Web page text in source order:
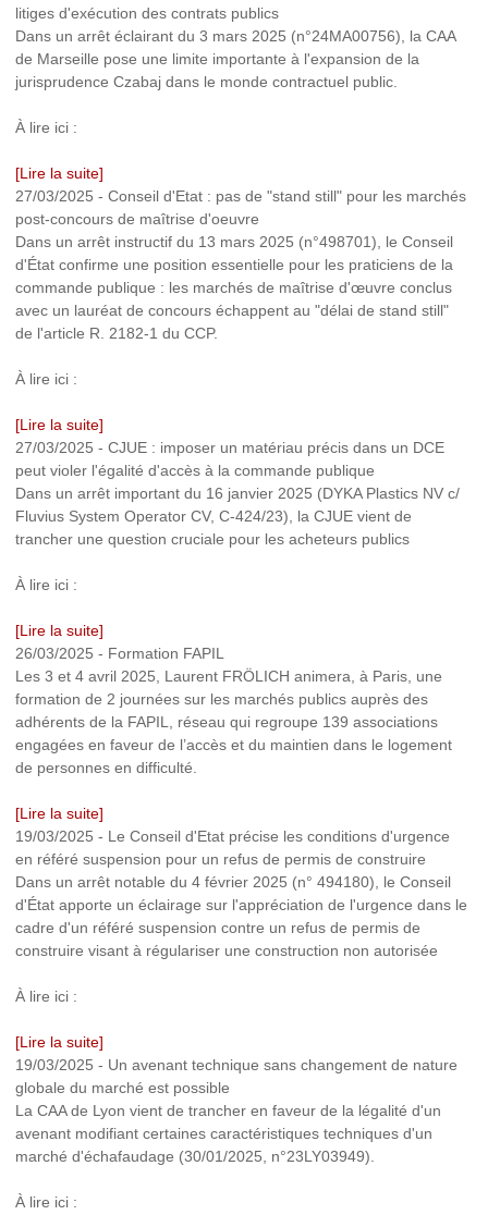
litiges d'exécution des contrats publics
Dans un arrêt éclairant du 3 mars 2025 (n°24MA00756), la CAA
de Marseille pose une limite importante à l'expansion de la
jurisprudence Czabaj dans le monde contractuel public.
À lire ici :
[Lire la suite]
27/03/2025 - Conseil d'Etat : pas de "stand still" pour les marchés
post-concours de maîtrise d'oeuvre
Dans un arrêt instructif du 13 mars 2025 (n°498701), le Conseil
d'État confirme une position essentielle pour les praticiens de la
commande publique : les marchés de maîtrise d'œuvre conclus
avec un lauréat de concours échappent au "délai de stand still"
de l'article R. 2182-1 du CCP.
À lire ici :
[Lire la suite]
27/03/2025 - CJUE : imposer un matériau précis dans un DCE
peut violer l'égalité d'accès à la commande publique
Dans un arrêt important du 16 janvier 2025 (DYKA Plastics NV c/
Fluvius System Operator CV, C-424/23), la CJUE vient de
trancher une question cruciale pour les acheteurs publics
À lire ici :
[Lire la suite]
26/03/2025 - Formation FAPIL
Les 3 et 4 avril 2025, Laurent FRÖLICH animera, à Paris, une
formation de 2 journées sur les marchés publics auprès des
adhérents de la FAPIL, réseau qui regroupe 139 associations
engagées en faveur de l’accès et du maintien dans le logement
de personnes en difficulté.
[Lire la suite]
19/03/2025 - Le Conseil d'Etat précise les conditions d'urgence
en référé suspension pour un refus de permis de construire
Dans un arrêt notable du 4 février 2025 (n° 494180), le Conseil
d'État apporte un éclairage sur l'appréciation de l'urgence dans le
cadre d'un référé suspension contre un refus de permis de
construire visant à régulariser une construction non autorisée
À lire ici :
[Lire la suite]
19/03/2025 - Un avenant technique sans changement de nature
globale du marché est possible
La CAA de Lyon vient de trancher en faveur de la légalité d'un
avenant modifiant certaines caractéristiques techniques d'un
marché d'échafaudage (30/01/2025, n°23LY03949).
À lire ici :